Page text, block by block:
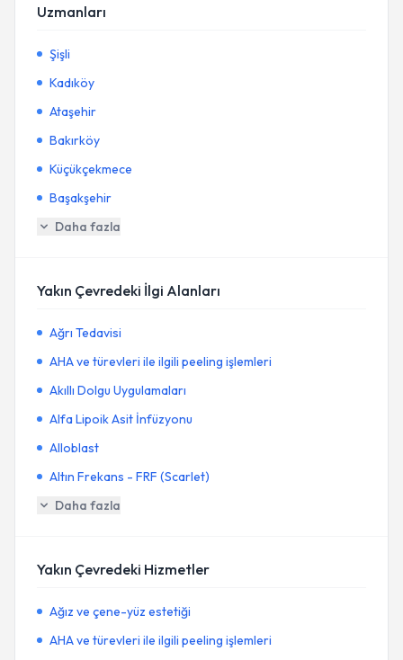
Uzmanları
Şişli
Kadıköy
Ataşehir
Bakırköy
Küçükçekmece
Başakşehir
Daha fazla
Yakın Çevredeki İlgi Alanları
Ağrı Tedavisi
AHA ve türevleri ile ilgili peeling işlemleri
Akıllı Dolgu Uygulamaları
Alfa Lipoik Asit İnfüzyonu
Alloblast
Altın Frekans - FRF (Scarlet)
Daha fazla
Yakın Çevredeki Hizmetler
Ağız ve çene-yüz estetiği
AHA ve türevleri ile ilgili peeling işlemleri